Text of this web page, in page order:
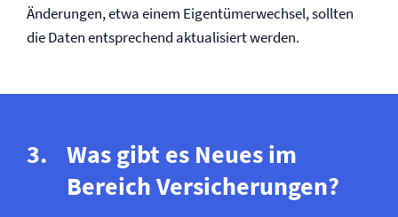
Änderungen, etwa einem Eigentümerwechsel, sollten
die Daten entsprechend aktualisiert werden.
Was gibt es Neues im
Bereich Versicherungen?